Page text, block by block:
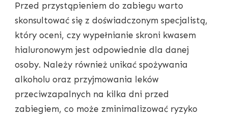
Przed przystąpieniem do zabiegu warto
skonsultować się z doświadczonym specjalistą,
który oceni, czy wypełnianie skroni kwasem
hialuronowym jest odpowiednie dla danej
osoby. Należy również unikać spożywania
alkoholu oraz przyjmowania leków
przeciwzapalnych na kilka dni przed
zabiegiem, co może zminimalizować ryzyko